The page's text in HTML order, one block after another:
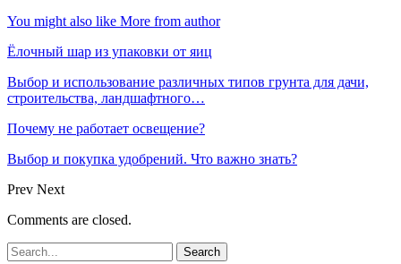
You might also like More from author
Ёлочный шар из упаковки от яиц
Выбор и использование различных типов грунта для дачи,
строительства, ландшафтного…
Почему не работает освещение?
Выбор и покупка удобрений. Что важно знать?
Prev Next
Comments are closed.